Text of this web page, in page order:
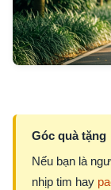
Góc quà tặng
Nếu bạn là
nhịp tim hay